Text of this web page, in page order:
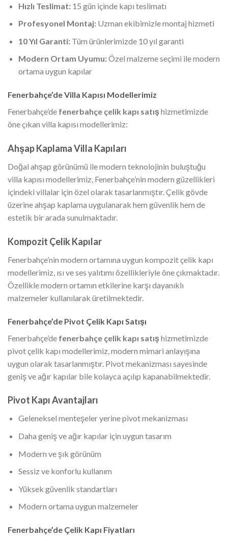
Hızlı Teslimat:15 gün içinde kapı teslimatı
Profesyonel Montaj:Uzman ekibimizle montaj hizmeti
10 Yıl Garanti:Tüm ürünlerimizde 10 yıl garanti
Modern Ortam Uyumu:Özel malzeme seçimi ile modern
ortama uygun kapılar
Fenerbahçe’de Villa Kapısı Modellerimiz
Fenerbahçe’de fenerbahçe çelik kapı satışhizmetimizde
öne çıkan villa kapısı modellerimiz:
Ahşap Kaplama Villa Kapıları
Doğal ahşap görünümü ile modern teknolojinin buluştuğu
villa kapısı modellerimiz, Fenerbahçe’nin modern güzellikleri
içindeki villalar için özel olarak tasarlanmıştır. Çelik gövde
üzerine ahşap kaplama uygulanarak hem güvenlik hem de
estetik bir arada sunulmaktadır.
Kompozit Çelik Kapılar
Fenerbahçe’nin modern ortamına uygun kompozit çelik kapı
modellerimiz, ısı ve ses yalıtımı özellikleriyle öne çıkmaktadır.
Özellikle modern ortamın etkilerine karşı dayanıklı
malzemeler kullanılarak üretilmektedir.
Fenerbahçe’de Pivot Çelik Kapı Satışı
Fenerbahçe’de fenerbahçe çelik kapı satışhizmetimizde
pivot çelik kapı modellerimiz, modern mimari anlayışına
uygun olarak tasarlanmıştır. Pivot mekanizması sayesinde
geniş ve ağır kapılar bile kolayca açılıp kapanabilmektedir.
Pivot Kapı Avantajları
Geleneksel menteşeler yerine pivot mekanizması
Daha geniş ve ağır kapılar için uygun tasarım
Modern ve şık görünüm
Sessiz ve konforlu kullanım
Yüksek güvenlik standartları
Modern ortama uygun malzemeler
Fenerbahçe’de Çelik Kapı Fiyatları